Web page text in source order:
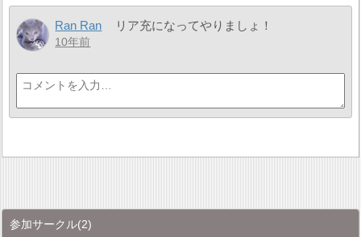
Ran Ran リア充になってやりましょ！
10年前
参加サークル(2)